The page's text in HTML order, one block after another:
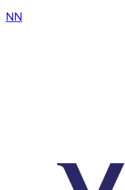
NN